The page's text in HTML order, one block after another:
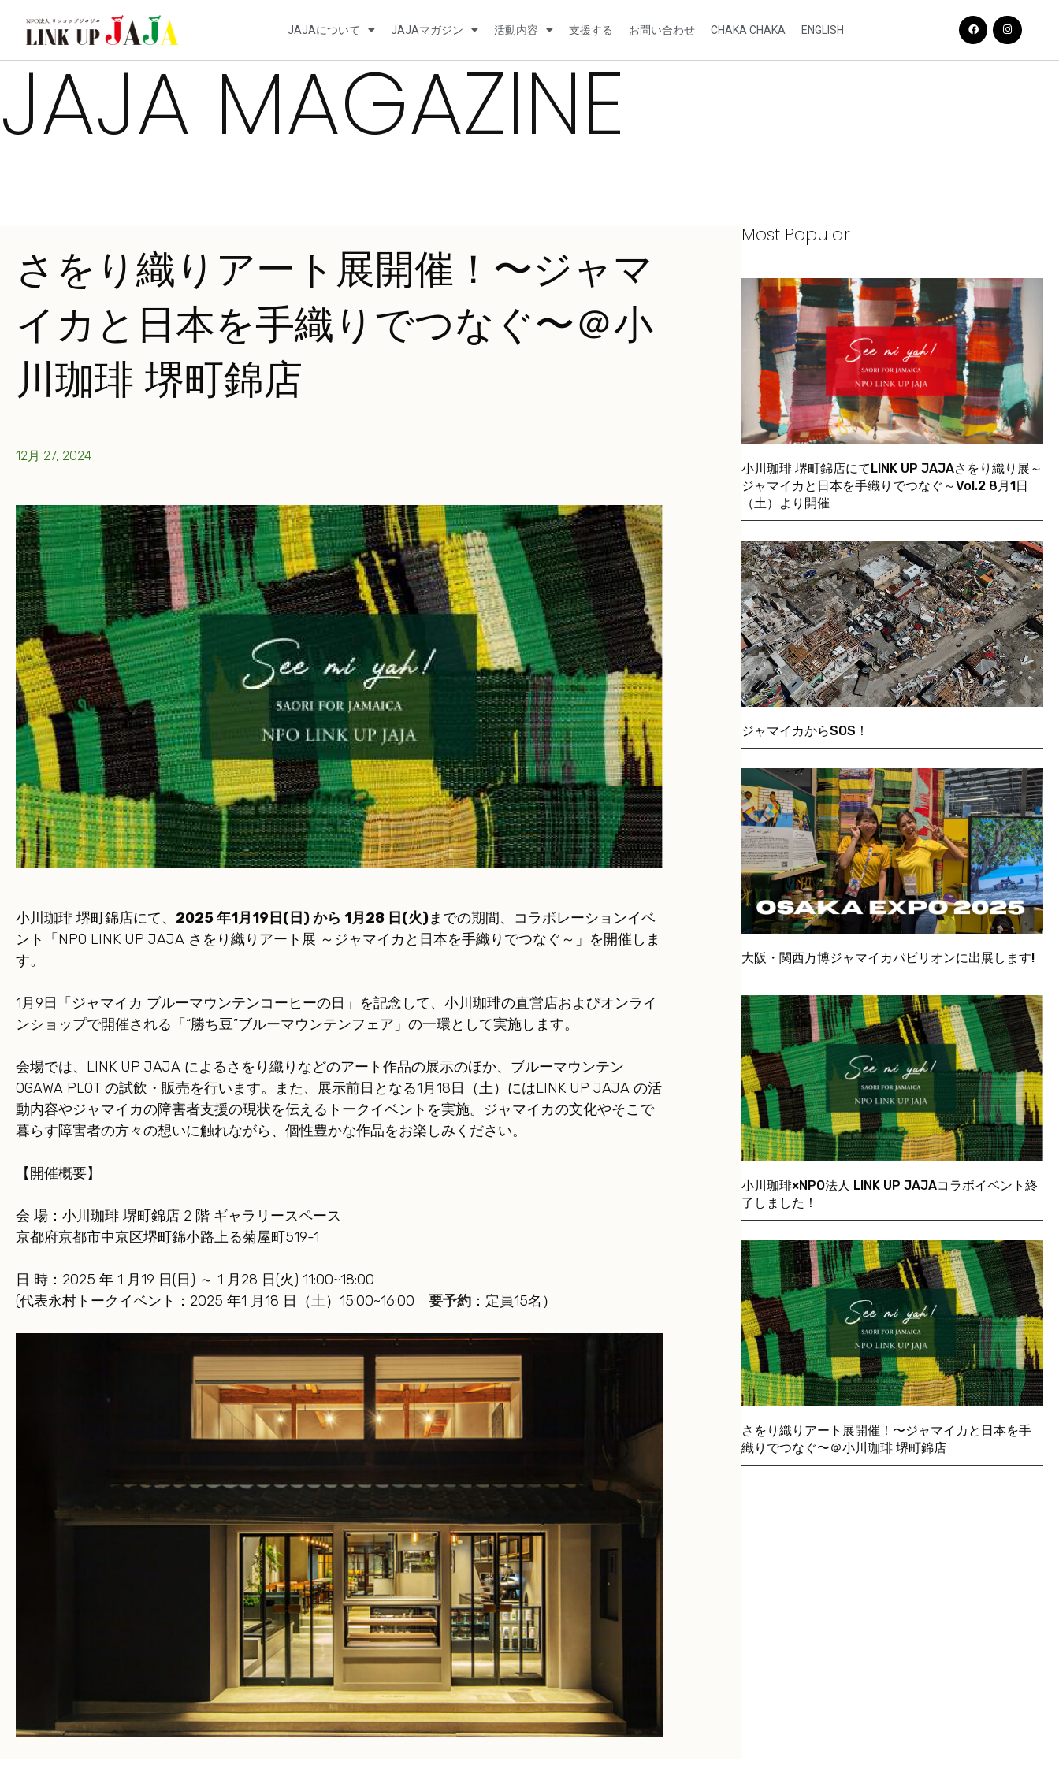
JAJAについて JAJAマガジン 活動内容 支援する お問い合わせ CHAKA CHAKA ENGLISH
JAJA MAGAZINE
さをり織りアート展開催！〜ジャマ
イカと日本を手織りでつなぐ〜＠小
川珈琲 堺町錦店
12月 27, 2024
小川珈琲 堺町錦店にて、 2025 年1月19日(日) から 1月28 日(火)までの期間、コラボレーションイベ
ント「NPO LINK UP JAJA さをり織りアート展 ～ジャマイカと日本を手織りでつなぐ～」を開催しま
す。
1月9日「ジャマイカ ブルーマウンテンコーヒーの日」を記念して、小川珈琲の直営店およびオンライ
ンショップで開催される「“勝ち豆”ブルーマウンテンフェア」の一環として実施します。
会場では、LINK UP JAJA によるさをり織りなどのアート作品の展示のほか、ブルーマウンテン
OGAWA PLOT の試飲・販売を行います。また、展示前日となる1月18日（土）にはLINK UP JAJA の活
動内容やジャマイカの障害者支援の現状を伝えるトークイベントを実施。ジャマイカの文化やそこで
暮らす障害者の方々の想いに触れながら、個性豊かな作品をお楽しみください。
【開催概要】
会 場：小川珈琲 堺町錦店 2 階 ギャラリースペース
京都府京都市中京区堺町錦小路上る菊屋町519-1
日 時：2025 年 1 月19 日(日) ～ 1 月28 日(火) 11:00~18:00
(代表永村トークイベント：2025 年1 月18 日（土）15:00~16:00 要予約 ：定員15名）
Most Popular
小川珈琲 堺町錦店にてLINK UP JAJAさをり織り展～
ジャマイカと日本を手織りでつなぐ～Vol.2 8月1日
（土）より開催
ジャマイカからSOS！
大阪・関西万博ジャマイカパビリオンに出展します!
小川珈琲×NPO法人 LINK UP JAJAコラボイベント終
了しました！
さをり織りアート展開催！〜ジャマイカと日本を手
織りでつなぐ〜＠小川珈琲 堺町錦店